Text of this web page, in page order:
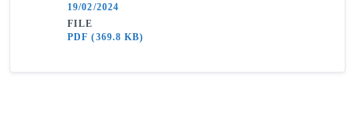
19/02/2024
FILE
PDF(369.8 KB)